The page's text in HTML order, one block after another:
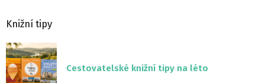
Knižní tipy
Cestovatelské knižní tipy na léto